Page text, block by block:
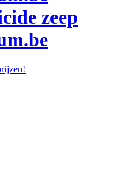
zeep